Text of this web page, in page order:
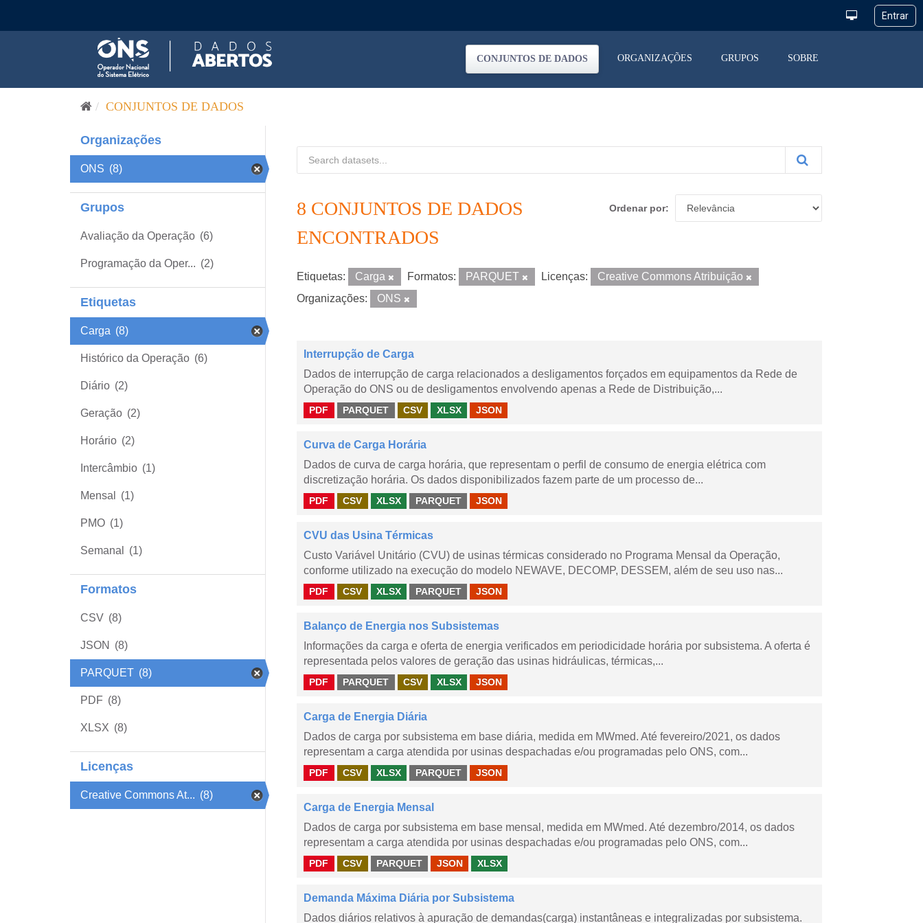
CONJUNTOS DE DADOS ORGANIZAÇÕES GRUPOS SOBRE
CONJUNTOS DE DADOS
Organizações
ONS (8)
Grupos
Avaliação da Operação (6)
Programação da Oper... (2)
Etiquetas
Carga (8)
Histórico da Operação (6)
Diário (2)
Geração (2)
Horário (2)
Intercâmbio (1)
Mensal (1)
PMO (1)
Semanal (1)
Formatos
CSV (8)
JSON (8)
PARQUET (8)
PDF (8)
XLSX (8)
Licenças
Creative Commons At... (8)
Ordenar por
8 CONJUNTOS DE DADOS
ENCONTRADOS
Etiquetas: Carga Formatos: PARQUET Licenças:
Creative Commons Atribuição
Organizações:
ONS
Interrupção de Carga
Dados de interrupção de carga relacionados a desligamentos forçados em equipamentos da Rede de
Operação do ONS ou de desligamentos envolvendo apenas a Rede de Distribuição,...
PDF PARQUET CSV XLSX JSON
Curva de Carga Horária
Dados de curva de carga horária, que representam o perfil de consumo de energia elétrica com
discretização horária. Os dados disponibilizados fazem parte de um processo de...
PDF CSV XLSX PARQUET JSON
CVU das Usina Térmicas
Custo Variável Unitário (CVU) de usinas térmicas considerado no Programa Mensal da Operação,
conforme utilizado na execução do modelo NEWAVE, DECOMP, DESSEM, além de seu uso nas...
PDF CSV XLSX PARQUET JSON
Balanço de Energia nos Subsistemas
Informações da carga e oferta de energia verificados em periodicidade horária por subsistema. A oferta é
representada pelos valores de geração das usinas hidráulicas, térmicas,...
PDF PARQUET CSV XLSX JSON
Carga de Energia Diária
Dados de carga por subsistema em base diária, medida em MWmed. Até fevereiro/2021, os dados
representam a carga atendida por usinas despachadas e/ou programadas pelo ONS, com...
PDF CSV XLSX PARQUET JSON
Carga de Energia Mensal
Dados de carga por subsistema em base mensal, medida em MWmed. Até dezembro/2014, os dados
representam a carga atendida por usinas despachadas e/ou programadas pelo ONS, com...
PDF CSV PARQUET JSON XLSX
Demanda Máxima Diária por Subsistema
Dados diários relativos à apuração de demandas(carga) instantâneas e integralizadas por subsistema.